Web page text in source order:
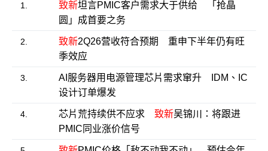
1. 致新坦言PMIC客户需求大于供给 「抢晶
圆」成首要之务
2. 致新2Q26营收符合预期 重申下半年仍有旺
季效应
3.
AI服务器用电源管理芯片需求窜升 IDM、IC
设计订单爆发
4. 芯片荒持续供不应求 致新吴锦川：将跟进
PMIC同业涨价信号